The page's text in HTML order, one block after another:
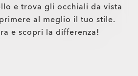
e trova gli occhiali da vista
al meglio il tuo stile.
e scopri la differenza!